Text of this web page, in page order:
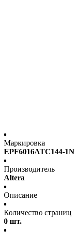
Маркировка
EPF6016ATC144-1N
Производитель
Altera
Описание
Количество страниц
0 шт.